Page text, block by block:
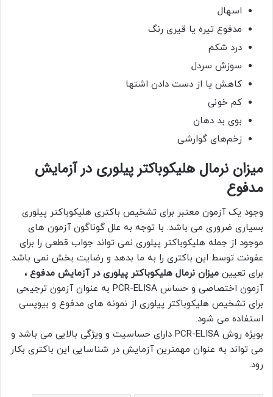
اسهال
مدفوع تیره یا قیری رنگ
درد شکم
سوزش سردل
کاهش یا از دست دادن اشتها
کم خونی
بوی بد دهان
زخم‌های گوارشی
میزان نرمال هلیکوباکتر پیلوری در آزمایش
مدفوع
وجود یک آزمون معتبر برای تشخیص باکتری هلیکوباکتر پیلوری
بسیاری ضروری می باشد. با توجه به علل گوناگون آزمون های
موجود از جمله هلیکوباکتر پیلوری نمی تواند جواب قطعی را برای
عفونت توسط این باکتری را به ما بدهد و رضایت بخش نمی باشد.
برای تعیین میزان نرمال هلیکوباکتر پیلوری در آزمایش مدفوع ،
آزمون اختصاصی و حساس PCR-ELISA به‏ عنوان آزمون ترجیحی
برای تشخیص هلیکوباکتر پیلوری از نمونه‏ های مدفوع و بیوپسی
استفاده می شود.
بویژه روش PCR-ELISA دارای حساسیت و ویژگی بالایی می باشد و
می‏ تواند به ‏عنوان مهمترین آزمایش در شناسایی این باکتری بکار
رود.